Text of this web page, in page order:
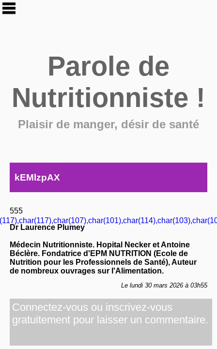
Parole de
Nutritionniste !
Plaisir de manger, désir de santé
kEMlzpAX
555
Dr Laurence Plumey
Médecin Nutritionniste. Hopital Necker et Antoine
Béclère. Fondatrice d'EPM NUTRITION (Ecole de
Nutrition pour les Professionnels de Santé), Auteur
de nombreux ouvrages sur l'Alimentation.
Le lundi 30 mars 2026 à 03h55
Connectez-vous ou inscrivez-vous
gratuitement pour laisser un commentaire.